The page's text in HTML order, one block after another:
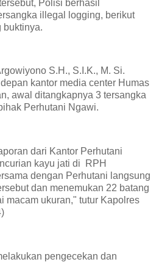
Polisi berhasil
illegal logging, berikut
buktinya.
S.H., S.I.K., M. Si.
kantor media center Humas
awal ditangkapnya 3 tersangka
Perhutani Ngawi.
dari Kantor Perhutani
kayu jati di RPH
dengan Perhutani langsung
dan menemukan 22 batang
macam ukuran," tutur Kapolres
pengecekan dan